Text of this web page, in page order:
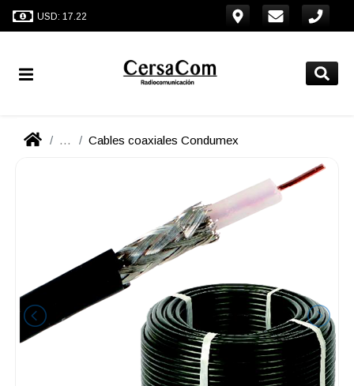
USD: 17.22
... Cables coaxiales Condumex